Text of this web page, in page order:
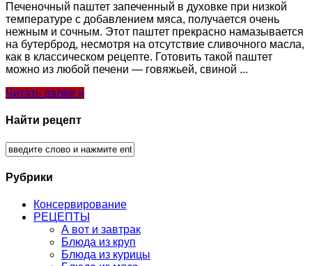
Печеночный паштет запеченный в духовке при низкой
температуре с добавлением мяса, получается очень
нежным и сочным. Этот паштет прекрасно намазывается
на бутерброд, несмотря на отсутствие сливочного масла,
как в классическом рецепте. Готовить такой паштет
можно из любой печени — говяжьей, свиной ...
Читать далее »
Найти рецепт
Рубрики
Консервирование
РЕЦЕПТЫ
А вот и завтрак
Блюда из круп
Блюда из курицы